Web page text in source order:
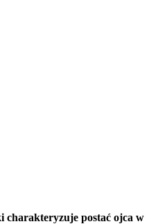
charakteryzuje postać ojca w